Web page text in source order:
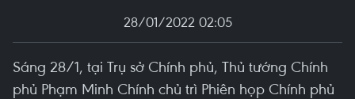
28/01/2022 02:05
Sáng 28/1, tại Trụ sở Chính phủ, Thủ tướng Chính
phủ Phạm Minh Chính chủ trì Phiên họp Chính phủ